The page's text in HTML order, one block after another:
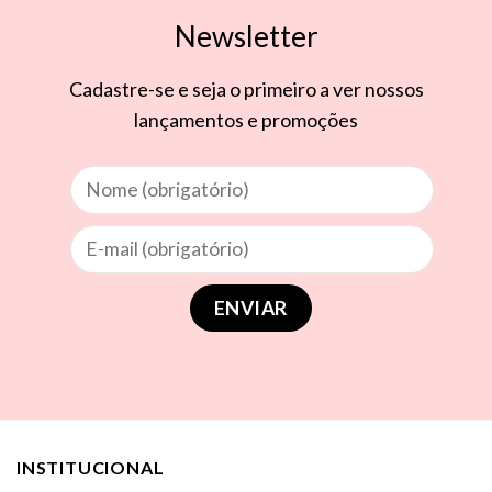
Newsletter
Cadastre-se e seja o primeiro a ver nossos
lançamentos e promoções
INSTITUCIONAL